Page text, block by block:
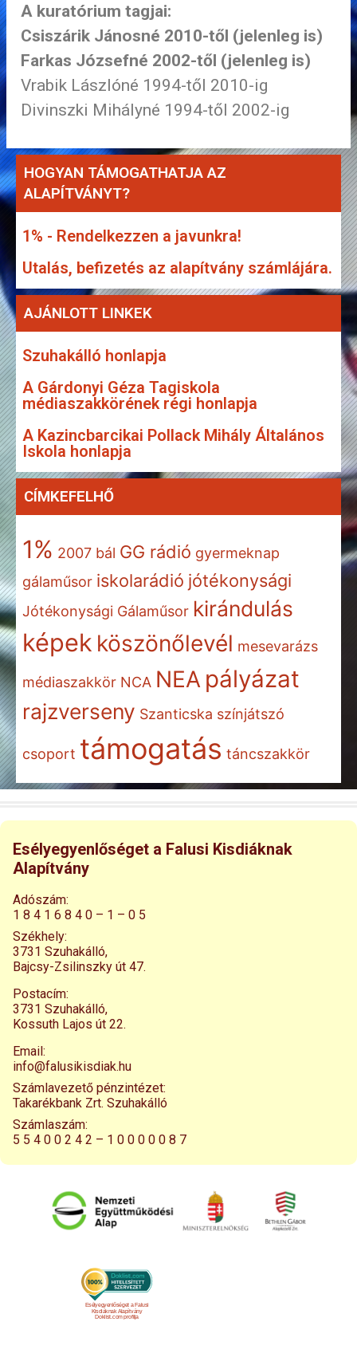
A kuratórium tagjai:
Csiszárik Jánosné 2010-től (jelenleg is)
Farkas Józsefné 2002-től (jelenleg is)
Vrabik Lászlóné 1994-től 2010-ig
Divinszki Mihályné 1994-től 2002-ig
HOGYAN TÁMOGATHATJA AZ
ALAPÍTVÁNYT?
1% - Rendelkezzen a javunkra!
Utalás, befizetés az alapítvány számlájára.
AJÁNLOTT LINKEK
Szuhakálló honlapja
A Gárdonyi Géza Tagiskola
médiaszakkörének régi honlapja
A Kazincbarcikai Pollack Mihály Általános
Iskola honlapja
CÍMKEFELHŐ
1% 2007 bál GG rádió gyermeknap
gálaműsor iskolarádió jótékonysági
Jótékonysági Gálaműsor kirándulás
képek köszönőlevél mesevarázs
médiaszakkör NCA NEA pályázat
rajzverseny Szanticska színjátszó
csoport támogatás táncszakkör
Esélyegyenlőséget a Falusi Kisdiáknak
Alapítvány
Adószám:
1 8 4 1 6 8 4 0 – 1 – 0 5
Székhely:
3731 Szuhakálló,
Bajcsy-Zsilinszky út 47.
Postacím:
3731 Szuhakálló,
Kossuth Lajos út 22.
Email:
info@falusikisdiak.hu
Számlavezető pénzintézet:
Takarékbank Zrt. Szuhakálló
Számlaszám:
5 5 4 0 0 2 4 2 – 1 0 0 0 0 0 8 7
Esélyegyenlőséget a Falusi
Kisdiáknak Alapítvány
Doklist.com profilja